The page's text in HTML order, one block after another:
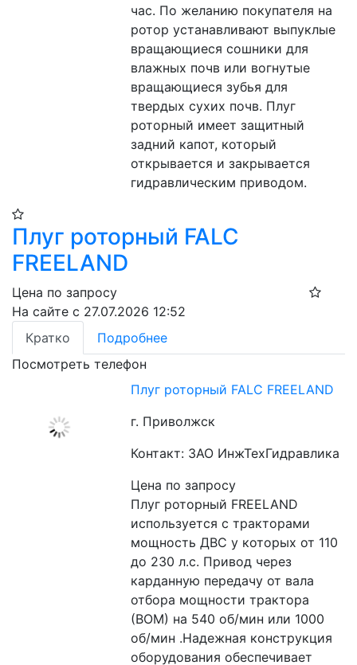
час. По желанию покупателя на
ротор устанавливают выпуклые
вращающиеся сошники для
влажных почв или вогнутые
вращающиеся зубья для
твердых сухих почв. Плуг
роторный имеет защитный
задний капот, который
открывается и закрывается
гидравлическим приводом.
Плуг роторный FALC
FREELAND
Цена по запросу
На сайте с 27.07.2026 12:52
Кратко
Подробнее
Посмотреть телефон
Плуг роторный FALC FREELAND
г. Приволжск
Контакт: ЗАО ИнжТехГидравлика
Цена по запросу
Плуг роторный FREELAND
используется с тракторами
мощность ДВС у которых от 110
до 230 л.с. Привод через
карданную передачу от вала
отбора мощности трактора
(ВОМ) на 540 об/мин или 1000
об/мин .Надежная конструкция
оборудования обеспечивает